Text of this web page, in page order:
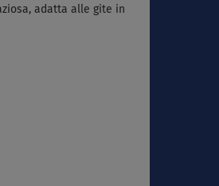
adatta alle gite in